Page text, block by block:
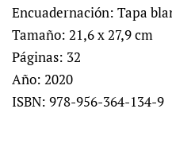
Encuadernación: Tapa
Tamaño: 21,6 x 27,9 cm
Páginas: 32
Año: 2020
ISBN: 978-956-364-134-9